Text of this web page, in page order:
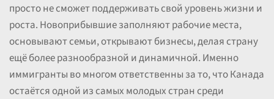
просто не сможет поддерживать свой уровень жизни и
роста. Новоприбывшие заполняют рабочие места,
основывают семьи, открывают бизнесы, делая страну
ещё более разнообразной и динамичной. Именно
иммигранты во многом ответственны за то, что Канада
остаётся одной из самых молодых стран среди